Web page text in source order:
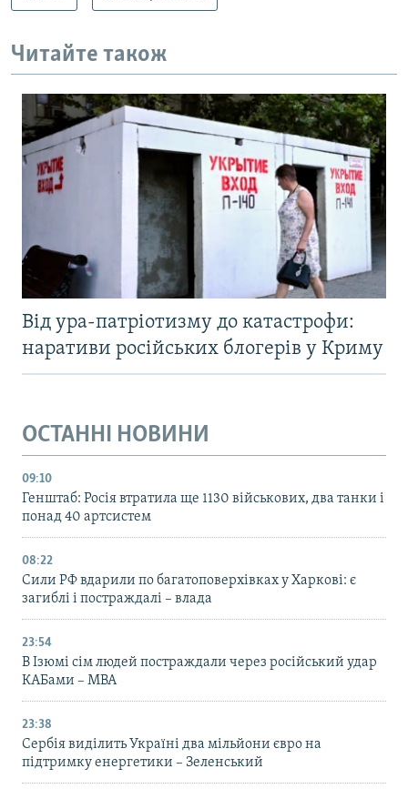
Читайте також
Від ура-патріотизму до катастрофи:
наративи російських блогерів у Криму
ОСТАННІ НОВИНИ
09:10
Генштаб: Росія втратила ще 1130 військових, два танки і
понад 40 артсистем
08:22
Сили РФ вдарили по багатоповерхівках у Харкові: є
загиблі і постраждалі – влада
23:54
В Ізюмі сім людей постраждали через російський удар
КАБами – МВА
23:38
Сербія виділить Україні два мільйони євро на
підтримку енергетики – Зеленський